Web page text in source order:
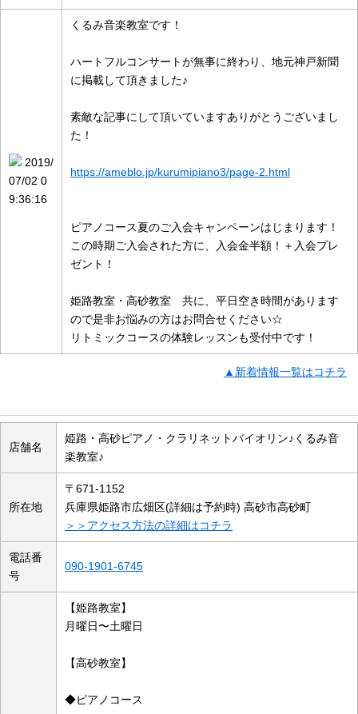
2019/
07/02 0
9:36:16
くるみ音楽教室です！
ハートフルコンサートが無事に終わり、地元神戸新聞
に掲載して頂きました♪
素敵な記事にして頂いていますありがとうございまし
た！
https://ameblo.jp/kurumipiano3/page-2.html
ピアノコース夏のご入会キャンペーンはじまります！
この時期ご入会された方に、入会金半額！＋入会プレ
ゼント！
姫路教室・高砂教室 共に、平日空き時間があります
ので是非お悩みの方はお問合せください☆
リトミックコースの体験レッスンも受付中です！
▲新着情報一覧はコチラ
店舗名
姫路・高砂ピアノ・クラリネットバイオリン♪くるみ音
楽教室♪
所在地
〒671-1152
兵庫県姫路市広畑区(詳細は予約時) 高砂市高砂町
＞＞アクセス方法の詳細はコチラ
電話番
号
090-1901-6745
【姫路教室】
月曜日〜土曜日
【高砂教室】
◆ピアノコース